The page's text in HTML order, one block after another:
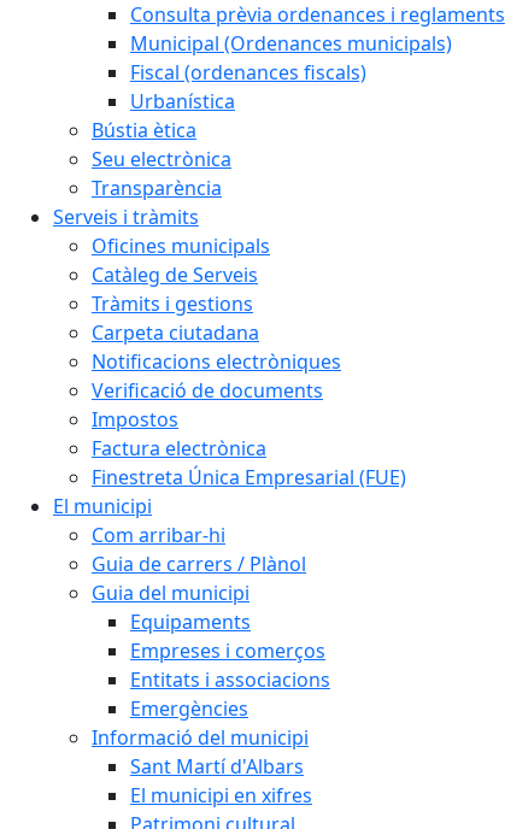
Consulta prèvia ordenances i reglaments
Municipal (Ordenances municipals)
Fiscal (ordenances fiscals)
Urbanística
Bústia ètica
Seu electrònica
Transparència
Serveis i tràmits
Oficines municipals
Catàleg de Serveis
Tràmits i gestions
Carpeta ciutadana
Notificacions electròniques
Verificació de documents
Impostos
Factura electrònica
Finestreta Única Empresarial (FUE)
El municipi
Com arribar-hi
Guia de carrers / Plànol
Guia del municipi
Equipaments
Empreses i comerços
Entitats i associacions
Emergències
Informació del municipi
Sant Martí d'Albars
El municipi en xifres